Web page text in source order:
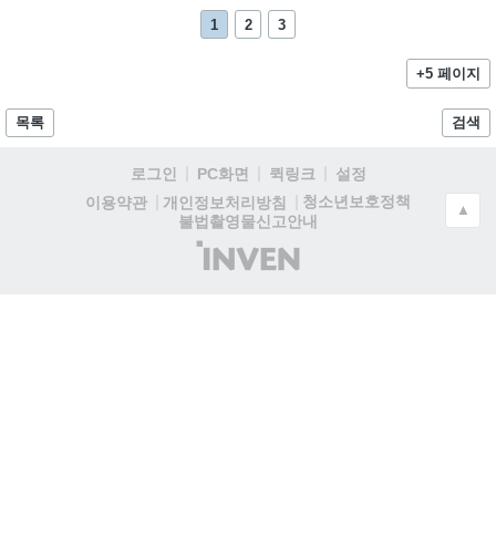
1 2 3
+5 페이지
목록 검색
로그인 PC화면 퀵링크
설정
이용약관
개인정보처리방침
청소년보호정책
불법촬영물신고안내
(주)
인
▲